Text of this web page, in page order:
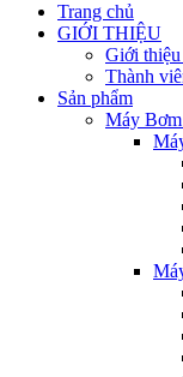
Trang chủ
GIỚI THIỆU
Giới
Thành
Sản phẩm
Máy